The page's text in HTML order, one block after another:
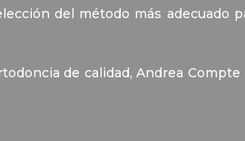
del método más adecuado
de calidad, Andrea